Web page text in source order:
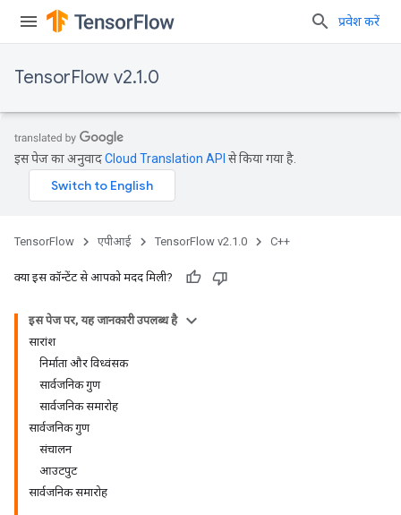
प्रवेश करें
TensorFlow v2.1.0
इस पेज का अनुवादCloud Translation API से किया गया है.
TensorFlow एपीआई TensorFlow v2.1.0 C++
क्या इस कॉन्टेंट से आपको मदद मिली?
इस पेज पर, यह जानकारी उपलब्ध है
सारांश
निर्माता और विध्वंसक
सार्वजनिक गुण
सार्वजनिक समारोह
सार्वजनिक गुण
संचालन
आउटपुट
सार्वजनिक समारोह